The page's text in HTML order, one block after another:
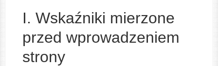
I. Wskaźniki mierzone
przed wprowadzeniem
strony